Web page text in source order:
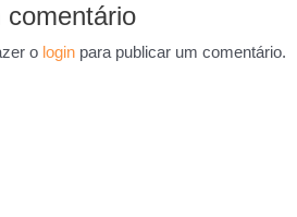
comentário
o login para publicar um comentário.